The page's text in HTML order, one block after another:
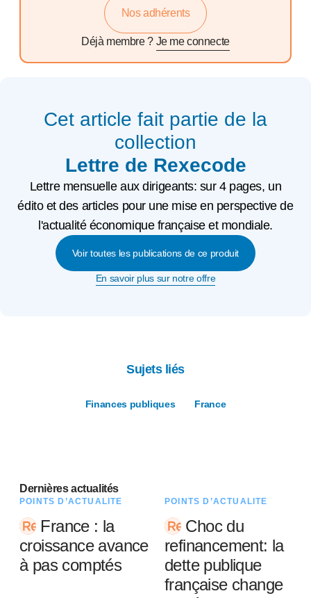
Nos adhérents
Déjà membre ? Je me connecte
Cet article fait partie de la
collection
Lettre de Rexecode
Lettre mensuelle aux dirigeants: sur 4 pages, un
édito et des articles pour une mise en perspective de
l'actualité économique française et mondiale.
Voir toutes les publications de ce produit
En savoir plus sur notre offre
Sujets liés
Finances publiques France
Dernières actualités
POINTS D’ACTUALITÉ
France : la
croissance avance
à pas comptés
POINTS D’ACTUALITÉ
Choc du
refinancement: la
dette publique
française change